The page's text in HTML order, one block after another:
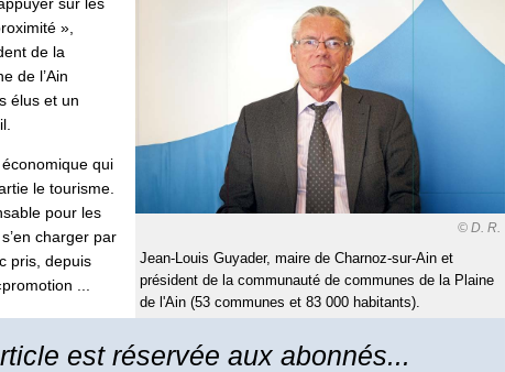
© D. R.
Jean-Louis Guyader, maire de Charnoz-sur-Ain et
président de la communauté de communes de la Plaine
de l'Ain (53 communes et 83 000 habitants).
»,
de la
de l’Ain
élus et un
qui
le tourisme.
pour les
charger par
pris, depuis
...
est réservée aux abonnés...